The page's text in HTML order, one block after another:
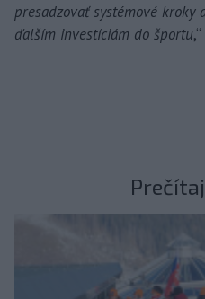
presadzovať systémové
ďalším investíciám do športu